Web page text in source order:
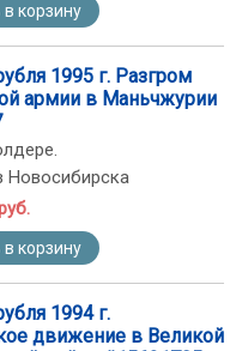
корзину
1995 г. Разгром
армии в Маньчжурии
Новосибирска
корзину
1994 г.
движение в Великой